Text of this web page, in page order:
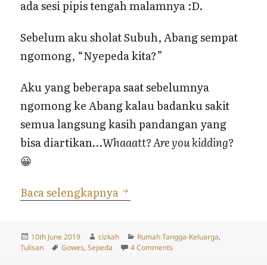
ada sesi pipis tengah malamnya :D.
Sebelum aku sholat Subuh, Abang sempat
ngomong, “Nyepeda kita?”
Aku yang beberapa saat sebelumnya
ngomong ke Abang kalau badanku sakit
semua langsung kasih pandangan yang
bisa diartikan…Whaaatt? Are you kidding?
😀
Baca selengkapnya Nyepeda Setelah Mudik
Posted
on
10th June 2019 Author
cizkah Categories
Rumah Tangga-Keluarga,
Tulisan
Tags
Gowes,Sepeda 4 Commentson Nyepeda Setelah Mudik